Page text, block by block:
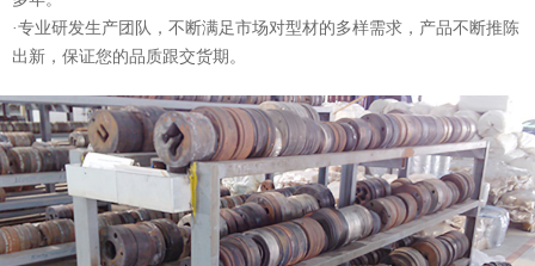
厂家实力雄厚
高效的生产加工团队，专注更专业
·专业设计、制造、销售、服务为一体的铝型材生产厂家，公司拥有一
支技术力量强的科技研发创新团队，主要技术骨干从事铝型材制造业
多年。